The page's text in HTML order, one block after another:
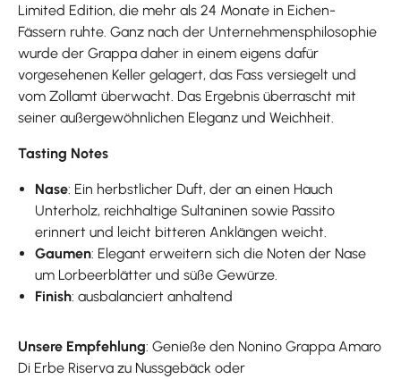
Limited Edition, die mehr als 24 Monate in Eichen-
Fässern ruhte. Ganz nach der Unternehmensphilosophie
wurde der Grappa daher in einem eigens dafür
vorgesehenen Keller gelagert, das Fass versiegelt und
vom Zollamt überwacht. Das Ergebnis überrascht mit
seiner außergewöhnlichen Eleganz und Weichheit.
Tasting Notes
Nase: Ein herbstlicher Duft, der an einen Hauch
Unterholz, reichhaltige Sultaninen sowie Passito
erinnert und leicht bitteren Anklängen weicht.
Gaumen: Elegant erweitern sich die Noten der Nase
um Lorbeerblätter und süße Gewürze.
Finish: ausbalanciert anhaltend
Unsere Empfehlung: Genieße den Nonino Grappa Amaro
Di Erbe Riserva zu Nussgebäck oder